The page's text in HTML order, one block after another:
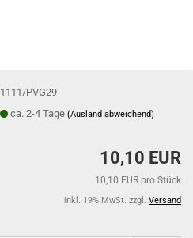
1111/PVG29
ca. 2-4 Tage(Ausland abweichend)
10,10 EUR
10,10 EUR pro Stück
inkl. 19% MwSt. zzgl. Versand